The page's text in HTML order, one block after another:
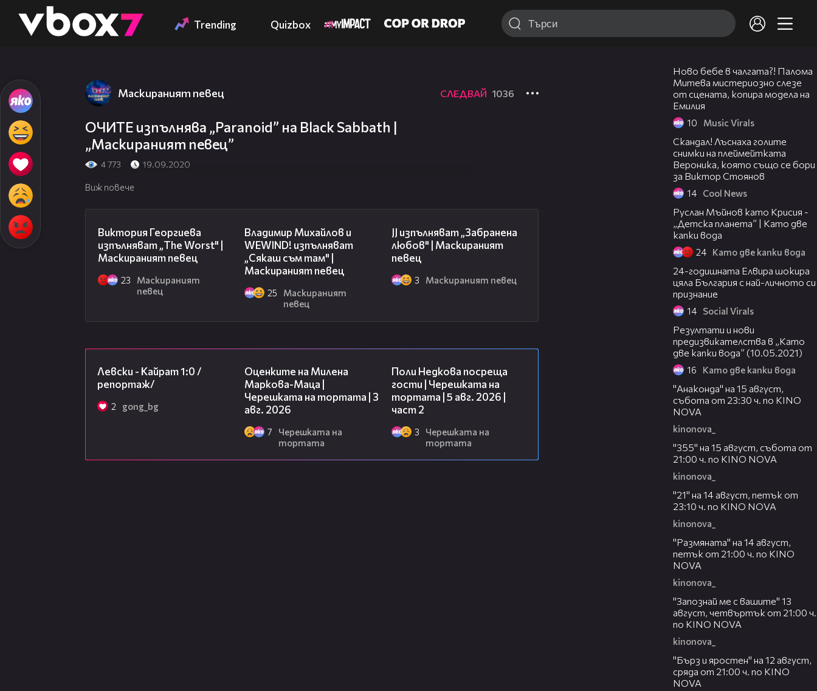
👾 Trending Quizbox
Маскираният певец СЛЕДВАЙ 1036
ОЧИТЕ изпълнява „Paranoid” на Black Sabbath |
„Маскираният певец”
4 773 19.09.2020
Виж повече
Виктория Георгиева
изпълняват „The Worst" |
Маскираният певец
23
Маскираният
певец
Владимир Михайлов и
WEWIND! изпълняват
„Сякаш съм там" |
Маскираният певец
25
Маскираният
певец
JJ изпълняват „Забранена
любов" | Маскираният
певец
3 Маскираният певец
Левски - Кайрат 1:0 /
репортаж/
2 gong_bg
Оценките на Милена
Маркова-Маца |
Черешката на тортата | 3
авг. 2026
7
Черешката на
тортата
Поли Недкова посреща
гости | Черешката на
тортата | 5 авг. 2026 |
част 2
3
Черешката на
тортата
Ново бебе в чалгата?! Палома
Митева мистериозно слезе
от сцената, копира модела на
Емилия
10 Music Virals
Скандал! Лъснаха голите
снимки на плеймейтката
Вероника, която също се бори
за Виктор Стоянов
14 Cool News
Руслан Мъйнов като Крисия -
„Детска планета” | Като две
капки вода
24 Като две капки вода
24-годишната Елвира шокира
цяла България с най-личното си
признание
14 Social Virals
Резултати и нови
предизвикателства в „Като
две капки вода” (10.05.2021)
16 Като две капки вода
"Анаконда" на 15 август,
събота от 23:30 ч. по KINO
NOVA
kinonova_
"355" на 15 август, събота от
21:00 ч. по KINO NOVA
kinonova_
"21" на 14 август, петък от
23:10 ч. по KINO NOVA
kinonova_
"Размянaта" на 14 август,
петък от 21:00 ч. по KINO
NOVA
kinonova_
"Запознай ме с вашите" 13
август, четвъртък от 21:00 ч.
по KINO NOVA
kinonova_
"Бърз и яростен" на 12 август,
сряда от 21:00 ч. по KINO
NOVA